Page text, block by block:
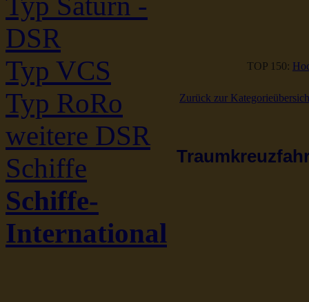
DSR
Typ VCS
Typ RoRo
weitere DSR
Schiffe
Schiffe-
International
TOP 150:
Zurück zur